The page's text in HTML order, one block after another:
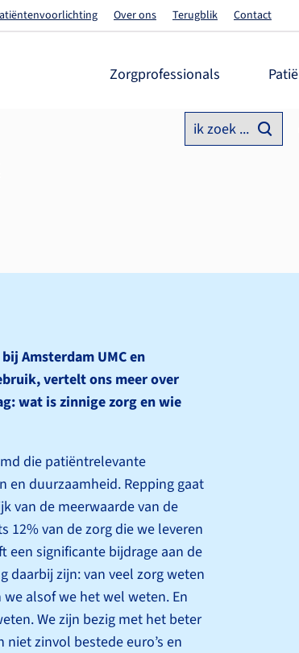
Over ons Terugblik Contact
Zorgprofessionals
ik zoek ...
Amsterdam UMC en
vertelt ons meer over
wat is zinnige zorg en wie
die patiënt­relevante
en duurzaamheid. Repping gaat
van de meerwaarde van de
12% van de zorg die we leveren
een significante bijdrage aan de
daarbij zijn: van veel zorg weten
alsof we het wel weten. En
We zijn bezig met het beter
zinvol bestede euro’s en